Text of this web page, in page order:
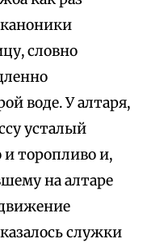
словно
воде. У алтаря,
усталый
и торопливо и,
на алтаре
служки